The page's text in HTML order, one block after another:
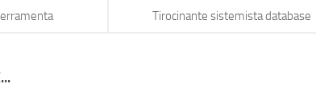
Tirocinante sistemista database